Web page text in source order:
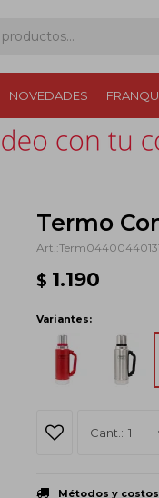
NOVEDADES
Termo
$ 1.190
Variantes:
1
Métodos y